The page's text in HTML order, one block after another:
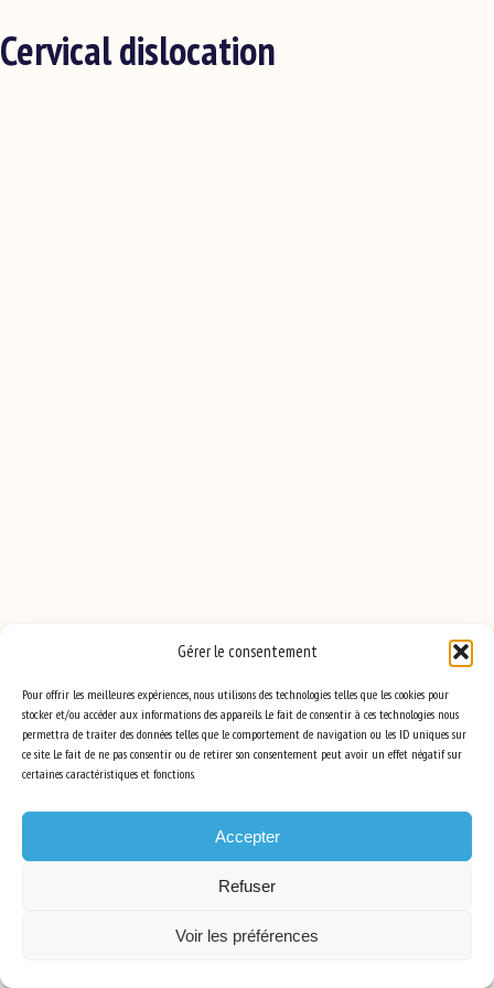
Gérer le consentement
Pour offrir les meilleures expériences, nous utilisons des technologies telles que les cookies pour
stocker et/ou accéder aux informations des appareils. Le fait de consentir à ces technologies nous
permettra de traiter des données telles que le comportement de navigation ou les ID uniques sur
ce site. Le fait de ne pas consentir ou de retirer son consentement peut avoir un effet négatif sur
certaines caractéristiques et fonctions.
Accepter
Refuser
Voir les préférences
Cervical dislocation